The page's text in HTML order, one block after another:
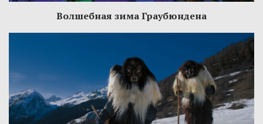
Волшебная зима Граубюндена